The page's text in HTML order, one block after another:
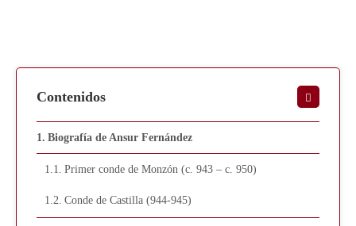
Contenidos
Biografía de Ansur Fernández
Primer conde de Monzón (c. 943 – c. 950)
Conde de Castilla (944-945)